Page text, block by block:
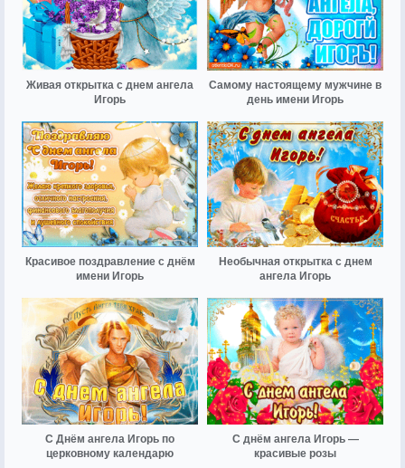
Живая открытка с днем ангела
Игорь
Самому настоящему мужчине в
день имени Игорь
Красивое поздравление с днём
имени Игорь
Необычная открытка с днем
ангела Игорь
С Днём ангела Игорь по
церковному календарю
С днём ангела Игорь —
красивые розы